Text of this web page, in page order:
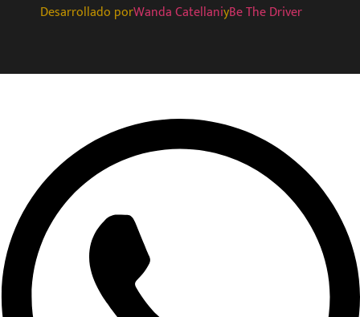
Desarrollado porWanda CatellaniyBe The Driver